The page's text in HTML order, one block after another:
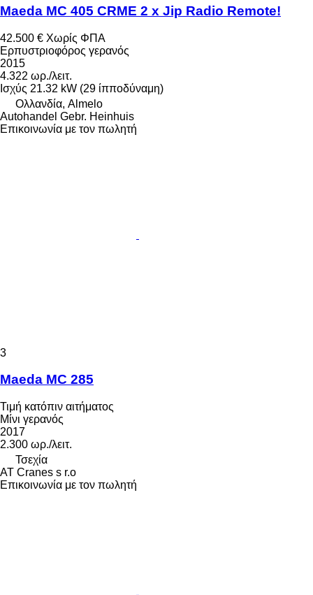
Maeda MC 405 CRME 2 x Jip Radio Remote!
42.500 € Χωρίς ΦΠΑ
Ερπυστριοφόρος γερανός
2015
4.322 ωρ./λειτ.
Ισχύς 21.32 kW (29 ίπποδύναμη)
Ολλανδία, Almelo
Autohandel Gebr. Heinhuis
Επικοινωνία με τον πωλητή
3
Maeda MC 285
Τιμή κατόπιν αιτήματος
Μίνι γερανός
2017
2.300 ωρ./λειτ.
Τσεχία
AT Cranes s r.o
Επικοινωνία με τον πωλητή